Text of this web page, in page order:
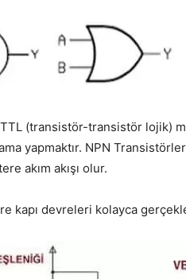
(transistör-transistör lojik)
yapmaktır. NPN
akım akışı olur.
kapı devreleri kolayca